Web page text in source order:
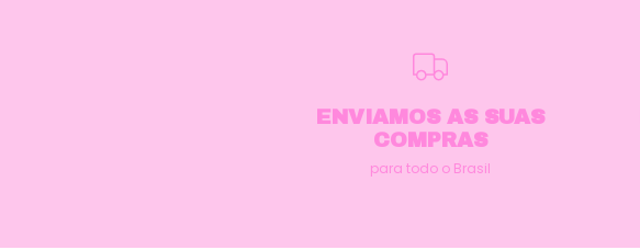
ENVIAMOS AS SUAS
COMPRAS
para todo o Brasil